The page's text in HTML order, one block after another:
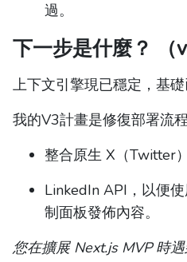
過。
下一步是什麼？ （
上下文引擎現已穩定，基礎
我的V3計畫是修復部署流程
整合原生 X（Twitter）
LinkedIn API，以便
制面板發佈內容。
您在擴展 Next.js MVP 時